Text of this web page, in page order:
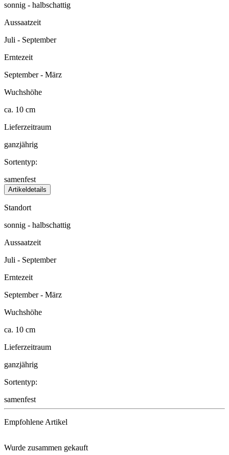
sonnig - halbschattig
Aussaatzeit
Juli - September
Erntezeit
September - März
Wuchshöhe
ca. 10 cm
Lieferzeitraum
ganzjährig
Sortentyp:
samenfest
Artikeldetails
Standort
sonnig - halbschattig
Aussaatzeit
Juli - September
Erntezeit
September - März
Wuchshöhe
ca. 10 cm
Lieferzeitraum
ganzjährig
Sortentyp:
samenfest
Empfohlene Artikel
Wurde zusammen gekauft